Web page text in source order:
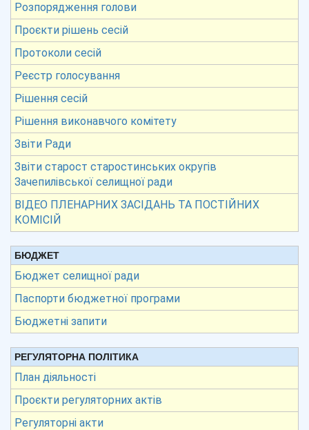
Розпорядження голови
Проєкти рішень сесій
Протоколи сесій
Реєстр голосування
Рішення сесій
Рішення виконавчого комітету
Звіти Ради
Звіти старост старостинських округів
Зачепилівської селищної ради
ВІДЕО ПЛЕНАРНИХ ЗАСІДАНЬ ТА ПОСТІЙНИХ
КОМІСІЙ
БЮДЖЕТ
Бюджет селищної ради
Паспорти бюджетної програми
Бюджетні запити
РЕГУЛЯТОРНА ПОЛІТИКА
План діяльності
Проєкти регуляторних актів
Регуляторні акти